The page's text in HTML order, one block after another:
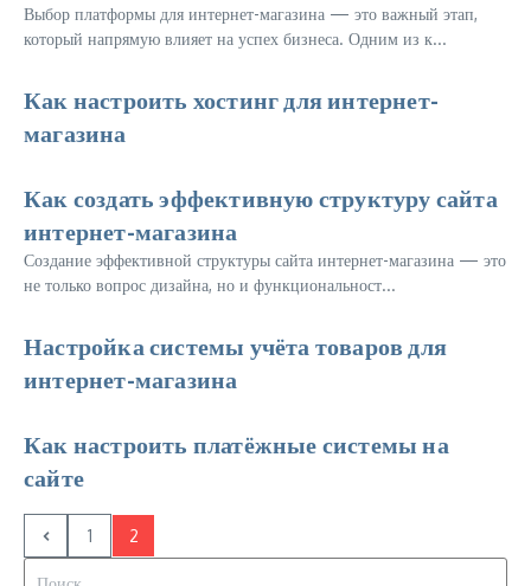
Выбор платформы для интернет-магазина — это важный этап,
который напрямую влияет на успех бизнеса. Одним из к...
Как настроить хостинг для интернет-
магазина
Как создать эффективную структуру сайта
интернет-магазина
Создание эффективной структуры сайта интернет-магазина — это
не только вопрос дизайна, но и функциональност...
Настройка системы учёта товаров для
интернет-магазина
Как настроить платёжные системы на
сайте
1 2
Искать: